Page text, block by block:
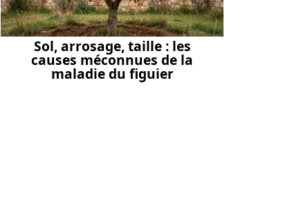
Sol, arrosage, taille : les
causes méconnues de la
maladie du figuier